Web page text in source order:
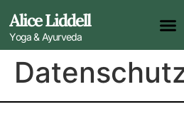
Alice Liddell
Yoga & Ayurveda